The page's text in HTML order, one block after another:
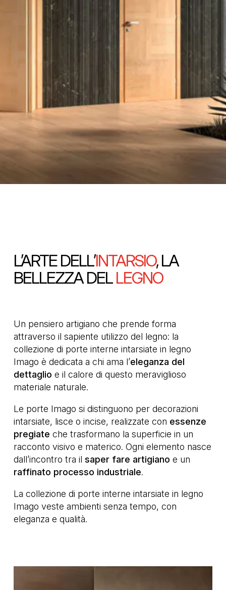
L’ARTE DELL’INTARSIO, LA
BELLEZZA DELLEGNO
Un pensiero artigiano che prende forma
attraverso il sapiente utilizzo del legno: la
collezione di porte interne intarsiate in legno
Imago è dedicata a chi ama l’eleganza del
dettaglio e il calore di questo meraviglioso
materiale naturale.
Le porte Imago si distinguono per decorazioni
intarsiate, lisce o incise, realizzate con essenze
pregiate che trasformano la superficie in un
racconto visivo e materico. Ogni elemento nasce
dall’incontro tra il saper fare artigiano e un
raffinato processo industriale.
La collezione di porte interne intarsiate in legno
Imago veste ambienti senza tempo, con
eleganza e qualità.